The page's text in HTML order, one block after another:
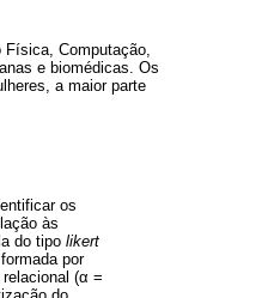
Física, Computação,
e biomédicas. Os
a maior parte
os
às
do tipo likert
por
relacional (α =